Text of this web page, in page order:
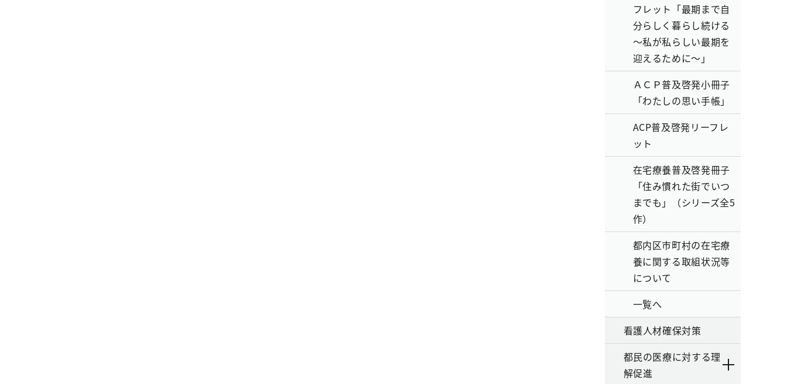
フレット「最期まで自
分らしく暮らし続ける
～私が私らしい最期を
迎えるために～」
ＡＣＰ普及啓発小冊子
「わたしの思い手帳」
ACP普及啓発リーフレ
ット
在宅療養普及啓発冊子
「住み慣れた街でいつ
までも」（シリーズ全5
作）
都内区市町村の在宅療
養に関する取組状況等
について
一覧へ
看護人材確保対策
都民の医療に対する理
解促進